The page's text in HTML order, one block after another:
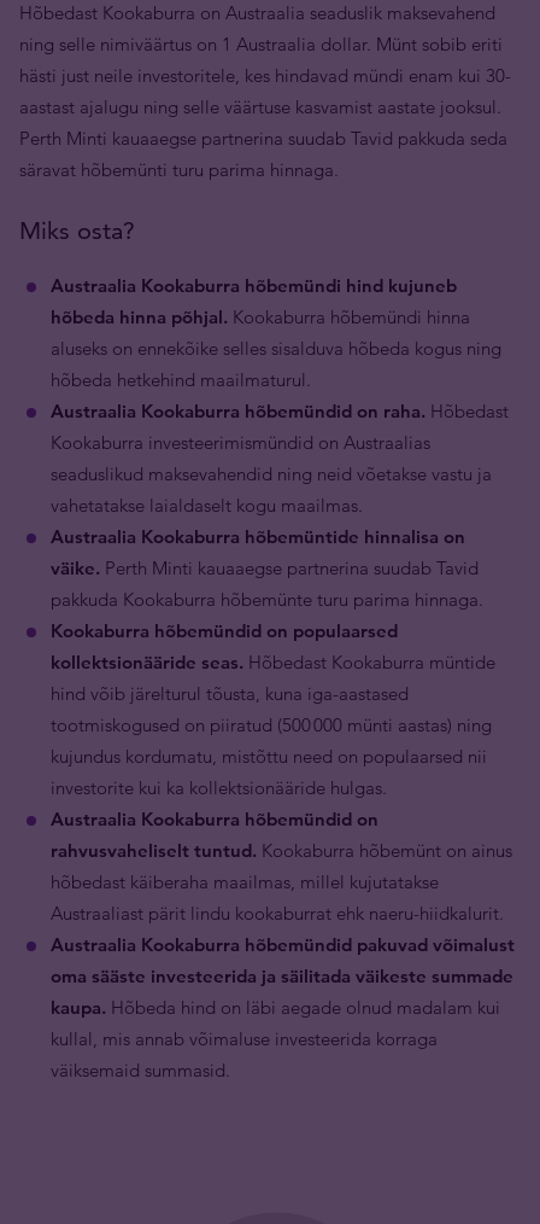
Hõbedast Kookaburra on Austraalia seaduslik maksevahend
ning selle nimiväärtus on 1 Austraalia dollar. Münt sobib eriti
hästi just neile investoritele, kes hindavad mündi enam kui 30-
aastast ajalugu ning selle väärtuse kasvamist aastate jooksul.
Perth Minti kauaaegse partnerina suudab Tavid pakkuda seda
säravat hõbemünti turu parima hinnaga.
Miks osta?
Austraalia Kookaburra hõbemündi hind kujuneb
hõbeda hinna põhjal. Kookaburra hõbemündi hinna
aluseks on ennekõike selles sisalduva hõbeda kogus ning
hõbeda hetkehind maailmaturul.
Austraalia Kookaburra hõbemündid on raha. Hõbedast
Kookaburra investeerimismündid on Austraalias
seaduslikud maksevahendid ning neid võetakse vastu ja
vahetatakse laialdaselt kogu maailmas.
Austraalia Kookaburra hõbemüntide hinnalisa on
väike. Perth Minti kauaaegse partnerina suudab Tavid
pakkuda Kookaburra hõbemünte turu parima hinnaga.
Kookaburra hõbemündid on populaarsed
kollektsionääride seas. Hõbedast Kookaburra müntide
hind võib järelturul tõusta, kuna iga-aastased
tootmiskogused on piiratud (500 000 münti aastas) ning
kujundus kordumatu, mistõttu need on populaarsed nii
investorite kui ka kollektsionääride hulgas.
Austraalia Kookaburra hõbemündid on
rahvusvaheliselt tuntud. Kookaburra hõbemünt on ainus
hõbedast käiberaha maailmas, millel kujutatakse
Austraaliast pärit lindu kookaburrat ehk naeru-hiidkalurit.
Austraalia Kookaburra hõbemündid pakuvad võimalust
oma sääste investeerida ja säilitada väikeste summade
kaupa. Hõbeda hind on läbi aegade olnud madalam kui
kullal, mis annab võimaluse investeerida korraga
väiksemaid summasid.